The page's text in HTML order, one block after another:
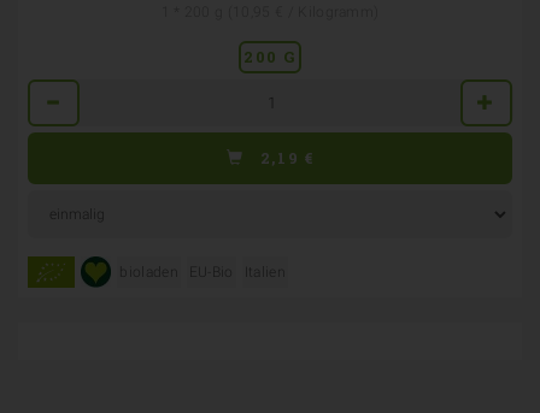
200 G
2,19 €